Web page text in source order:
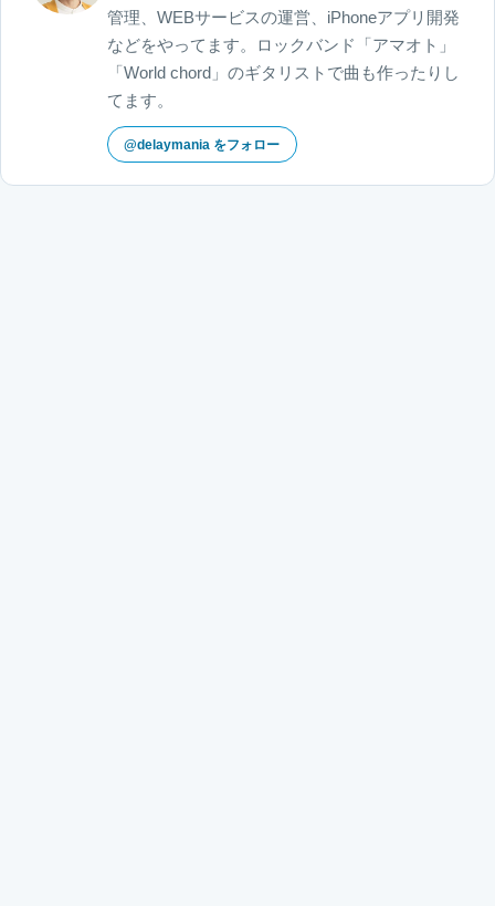
管理、WEBサービスの運営、iPhoneアプリ開発
などをやってます。ロックバンド「アマオト」
「World chord」のギタリストで曲も作ったりし
てます。
@delaymania をフォロー